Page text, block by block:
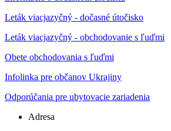
Leták viacjazyčný - dočasné útočisko
Leták viacjazyčný - obchodovanie s ľuďmi
Obete obchodovania s ľuďmi
Infolinka pre občanov Ukrajiny
Odporúčania pre ubytovacie zariadenia
Adresa